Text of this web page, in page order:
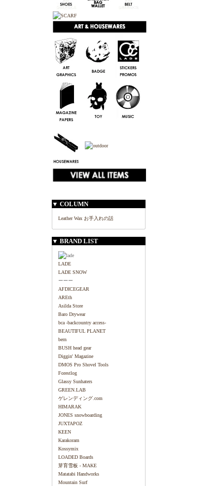
▼ COLUMN
Leather Wax お手入れの話
▼ BRAND LIST
LADE
LADE SNOW
ーーー
AFDICEGEAR
AREth
Asilda Store
Baro Drywear
bca -backcountry access-
BEAUTIFUL PLANET
bern
BUSH head gear
Diggin' Magazine
DMOS Pro Shovel Tools
Forestlog
Glassy Sunhaters
GREEN.LAB
ゲレンディング.com
HIMARAK
JONES snowboarding
JUXTAPOZ
KEEN
Karakoram
Kossymix
LOADED Boards
芽育雪板 - MAKE
Matatabi Handworks
Mountain Surf